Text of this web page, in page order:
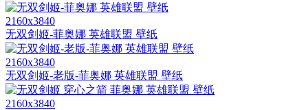
2160x3840
无双剑姬-菲奥娜 英雄联盟 壁纸
2160x3840
无双剑姬-老版-菲奥娜 英雄联盟 壁纸
2160x3840